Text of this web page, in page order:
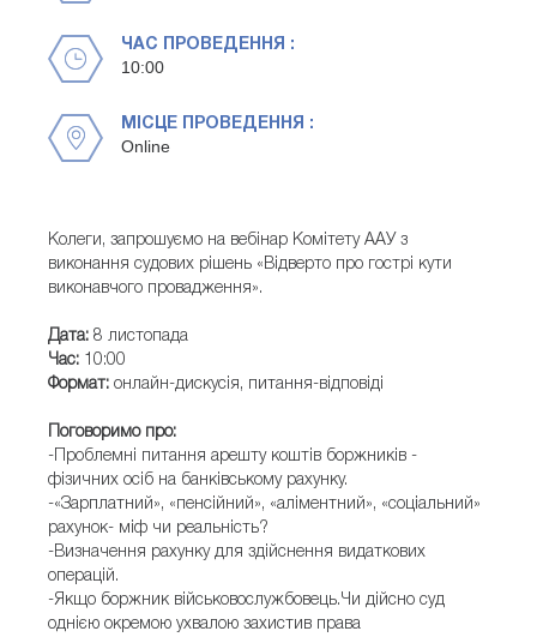
ЧАС ПРОВЕДЕННЯ :
10:00
МІСЦЕ ПРОВЕДЕННЯ :
Online
Колеги, запрошуємо на вебінар Комітету ААУ з
виконання судових рішень «Відверто про гострі кути
виконавчого провадження».
Дата: 8 листопада
Час: 10:00
Формат: онлайн-дискусія, питання-відповіді
Поговоримо про:
-Проблемні питання арешту коштів боржників -
фізичних осіб на банківському рахунку.
-«Зарплатний», «пенсійний», «аліментний», «соціальний»
рахунок- міф чи реальність?
-Визначення рахунку для здійснення видаткових
операцій.
-Якщо боржник військовослужбовець.Чи дійсно суд
однією окремою ухвалою захистив права